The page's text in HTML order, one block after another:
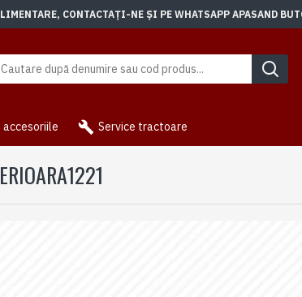
CONTACTAȚI-NE ȘI PE WHATSAPP APASAND
accesoriile Service tractoare